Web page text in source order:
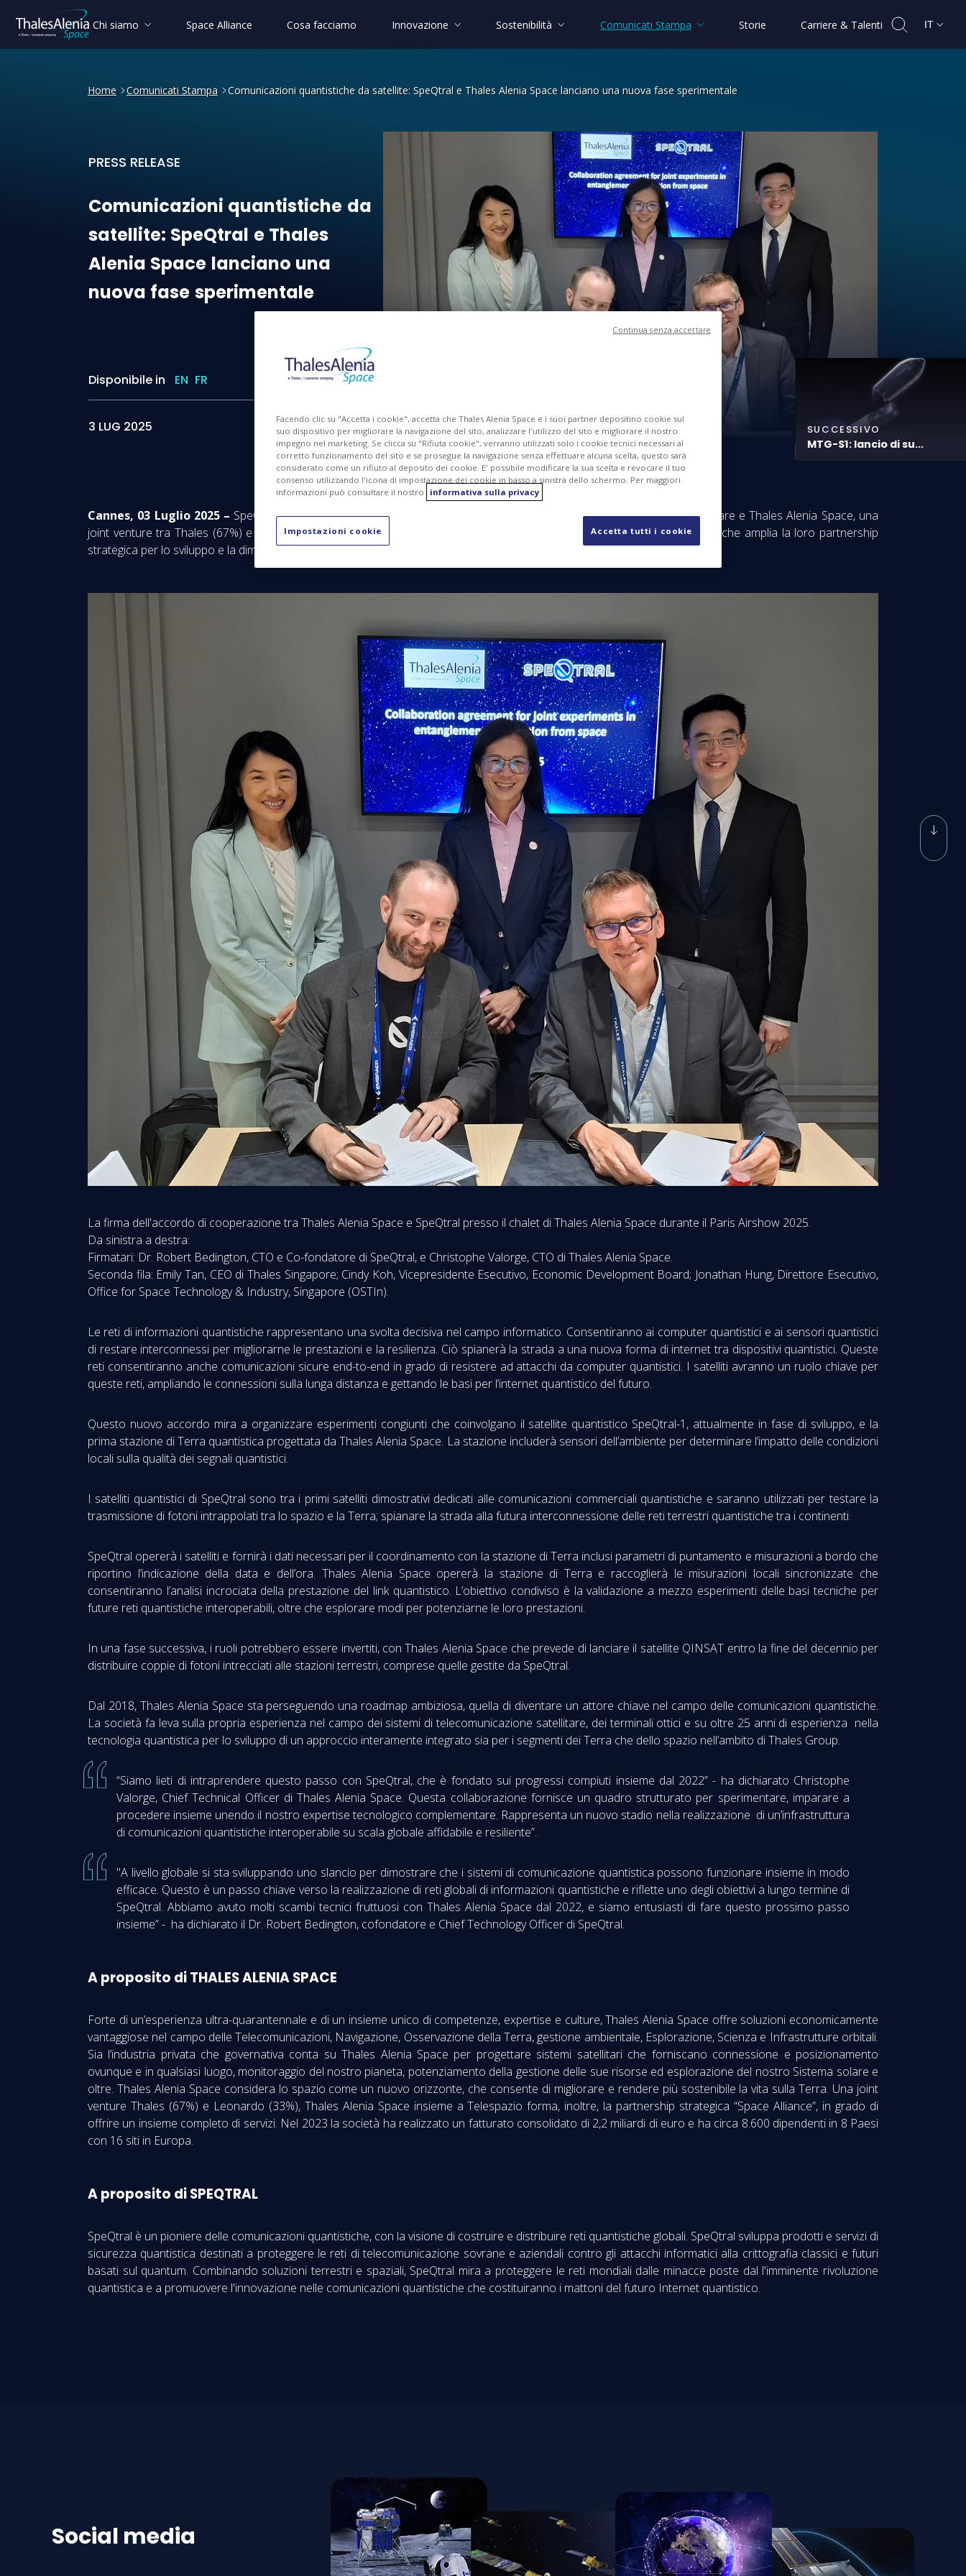
Chi siamo Space Alliance Cosa facciamo Innovazione Sostenibilità Comunicati Stampa Storie Carriere & Talenti IT
Home Comunicati Stampa Comunicazioni quantistiche da satellite: SpeQtral e Thales Alenia Space lanciano una nuova fase sperimentale
PRESS RELEASE
Comunicazioni quantistiche da satellite: SpeQtral e Thales Alenia Space lanciano una nuova fase
Comunicazioni quantistiche da
satellite: SpeQtral e Thales
Alenia Space lanciano una
nuova fase sperimentale
Disponibile in EN FR IMG PDF
3 LUG 2025 SUCCESSIVO
MTG-S1: lancio di su...
Cannes, 03 Luglio 2025 – SpeQtral, pioniere delle tecnologie nel campo della comunicazione quantistica su base satellitare e Thales Alenia Space, una
joint venture tra Thales (67%) e Leonardo (33%), hanno annunciato oggi la firma di un nuovo accordo di collaborazione, che amplia la loro partnership
strategica per lo sviluppo e la dimostrazione di comunicazioni quantistiche tra lo spazio e la Terra.
La firma dell'accordo di cooperazione tra Thales Alenia Space e SpeQtral presso il chalet di Thales Alenia Space durante il Paris Airshow 2025.
Da sinistra a destra:
Firmatari: Dr. Robert Bedington, CTO e Co-fondatore di SpeQtral, e Christophe Valorge, CTO di Thales Alenia Space.
Seconda fila: Emily Tan, CEO di Thales Singapore; Cindy Koh, Vicepresidente Esecutivo, Economic Development Board; Jonathan Hung, Direttore Esecutivo,
Office for Space Technology & Industry, Singapore (OSTIn).
Le reti di informazioni quantistiche rappresentano una svolta decisiva nel campo informatico. Consentiranno ai computer quantistici e ai sensori quantistici
di restare interconnessi per migliorarne le prestazioni e la resilienza. Ciò spianerà la strada a una nuova forma di internet tra dispositivi quantistici. Queste
reti consentiranno anche comunicazioni sicure end-to-end in grado di resistere ad attacchi da computer quantistici. I satelliti avranno un ruolo chiave per
queste reti, ampliando le connessioni sulla lunga distanza e gettando le basi per l’internet quantistico del futuro.
Questo nuovo accordo mira a organizzare esperimenti congiunti che coinvolgano il satellite quantistico SpeQtral-1, attualmente in fase di sviluppo, e la
prima stazione di Terra quantistica progettata da Thales Alenia Space. La stazione includerà sensori dell’ambiente per determinare l’impatto delle condizioni
locali sulla qualità dei segnali quantistici.
I satelliti quantistici di SpeQtral sono tra i primi satelliti dimostrativi dedicati alle comunicazioni commerciali quantistiche e saranno utilizzati per testare la
trasmissione di fotoni intrappolati tra lo spazio e la Terra; spianare la strada alla futura interconnessione delle reti terrestri quantistiche tra i continenti.
SpeQtral opererà i satelliti e fornirà i dati necessari per il coordinamento con la stazione di Terra inclusi parametri di puntamento e misurazioni a bordo che
riportino l’indicazione della data e dell’ora. Thales Alenia Space opererà la stazione di Terra e raccoglierà le misurazioni locali sincronizzate che
consentiranno l’analisi incrociata della prestazione del link quantistico. L’obiettivo condiviso è la validazione a mezzo esperimenti delle basi tecniche per
future reti quantistiche interoperabili, oltre che esplorare modi per potenziarne le loro prestazioni.
In una fase successiva, i ruoli potrebbero essere invertiti, con Thales Alenia Space che prevede di lanciare il satellite QINSAT entro la fine del decennio per
distribuire coppie di fotoni intrecciati alle stazioni terrestri, comprese quelle gestite da SpeQtral.
Dal 2018, Thales Alenia Space sta perseguendo una roadmap ambiziosa, quella di diventare un attore chiave nel campo delle comunicazioni quantistiche.
La società fa leva sulla propria esperienza nel campo dei sistemi di telecomunicazione satellitare, dei terminali ottici e su oltre 25 anni di esperienza nella
tecnologia quantistica per lo sviluppo di un approccio interamente integrato sia per i segmenti dei Terra che dello spazio nell’ambito di Thales Group.
“Siamo lieti di intraprendere questo passo con SpeQtral, che è fondato sui progressi compiuti insieme dal 2022” - ha dichiarato Christophe
Valorge, Chief Technical Officer di Thales Alenia Space. Questa collaborazione fornisce un quadro strutturato per sperimentare, imparare a
procedere insieme unendo il nostro expertise tecnologico complementare. Rappresenta un nuovo stadio nella realizzazione di un’infrastruttura
di comunicazioni quantistiche interoperabile su scala globale affidabile e resiliente”.
"A livello globale si sta sviluppando uno slancio per dimostrare che i sistemi di comunicazione quantistica possono funzionare insieme in modo
efficace. Questo è un passo chiave verso la realizzazione di reti globali di informazioni quantistiche e riflette uno degli obiettivi a lungo termine di
SpeQtral. Abbiamo avuto molti scambi tecnici fruttuosi con Thales Alenia Space dal 2022, e siamo entusiasti di fare questo prossimo passo
insieme” - ha dichiarato il Dr. Robert Bedington, cofondatore e Chief Technology Officer di SpeQtral.
A proposito di THALES ALENIA SPACE
Forte di un’esperienza ultra-quarantennale e di un insieme unico di competenze, expertise e culture, Thales Alenia Space offre soluzioni economicamente
vantaggiose nel campo delle Telecomunicazioni, Navigazione, Osservazione della Terra, gestione ambientale, Esplorazione, Scienza e Infrastrutture orbitali.
Sia l’industria privata che governativa conta su Thales Alenia Space per progettare sistemi satellitari che forniscano connessione e posizionamento
ovunque e in qualsiasi luogo, monitoraggio del nostro pianeta, potenziamento della gestione delle sue risorse ed esplorazione del nostro Sistema solare e
oltre. Thales Alenia Space considera lo spazio come un nuovo orizzonte, che consente di migliorare e rendere più sostenibile la vita sulla Terra. Una joint
venture Thales (67%) e Leonardo (33%), Thales Alenia Space insieme a Telespazio forma, inoltre, la partnership strategica “Space Alliance”, in grado di
offrire un insieme completo di servizi. Nel 2023 la società ha realizzato un fatturato consolidato di 2,2 miliardi di euro e ha circa 8.600 dipendenti in 8 Paesi
con 16 siti in Europa.
A proposito di SPEQTRAL
SpeQtral è un pioniere delle comunicazioni quantistiche, con la visione di costruire e distribuire reti quantistiche globali. SpeQtral sviluppa prodotti e servizi di
sicurezza quantistica destinati a proteggere le reti di telecomunicazione sovrane e aziendali contro gli attacchi informatici alla crittografia classici e futuri
basati sul quantum. Combinando soluzioni terrestri e spaziali, SpeQtral mira a proteggere le reti mondiali dalle minacce poste dal l'imminente rivoluzione
quantistica e a promuovere l'innovazione nelle comunicazioni quantistiche che costituiranno i mattoni del futuro Internet quantistico.
Social media
Facendo clic su "Accetta i cookie", accetta che Thales Alenia Space e i suoi partner depositino cookie sul
suo dispositivo per migliorare la navigazione del sito, analizzare l'utilizzo del sito e migliorare il nostro
impegno nel marketing. Se clicca su "Rifiuta cookie", verranno utilizzati solo i cookie tecnici necessari al
corretto funzionamento del sito e se prosegue la navigazione senza effettuare alcuna scelta, questo sarà
considerato come un rifiuto al deposito dei cookie. E' possibile modificare la sua scelta e revocare il tuo
consenso utilizzando l'icona di impostazione dei cookie in basso a sinistra dello schermo. Per maggiori
informazioni può consultare il nostro
informativa sulla privacy
Impostazioni cookie Accetta tutti i cookie
Continua senza accettare